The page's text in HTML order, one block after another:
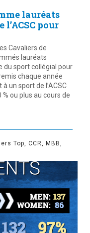
lauréats
l’ACSC pour
Cavaliers de
lauréats
du sport collégial pour
chaque année
un sport de l’ACSC
ou plus au cours de
Top, CCR, MBB,